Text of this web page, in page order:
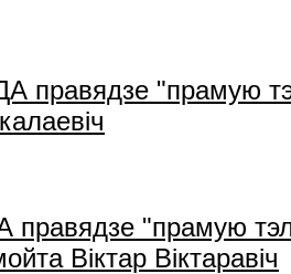
правядзе "прамую
"прамую
Віктар Віктаравіч